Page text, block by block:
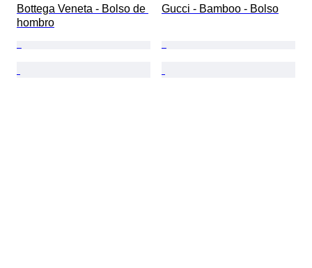
Bottega Veneta - Bolso de
hombro
Gucci - Bamboo - Bolso